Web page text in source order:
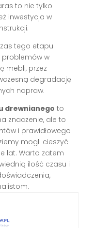
to nie tylko
inwestycja w
tego etapu
problemów w
mebli, przez
degradację
napraw.
drewnianego to
znaczenie, ale to
i prawidłowego
mogli cieszyć
lat. Warto zatem
ilość czasu i